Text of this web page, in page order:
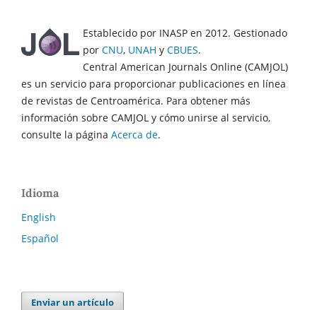
Establecido por INASP en 2012. Gestionado
por CNU, UNAH y CBUES.
Central American Journals Online (CAMJOL)
es un servicio para proporcionar publicaciones en línea
de revistas de Centroamérica. Para obtener más
información sobre CAMJOL y cómo unirse al servicio,
consulte la página Acerca de.
Idioma
English
Español
Enviar un artículo